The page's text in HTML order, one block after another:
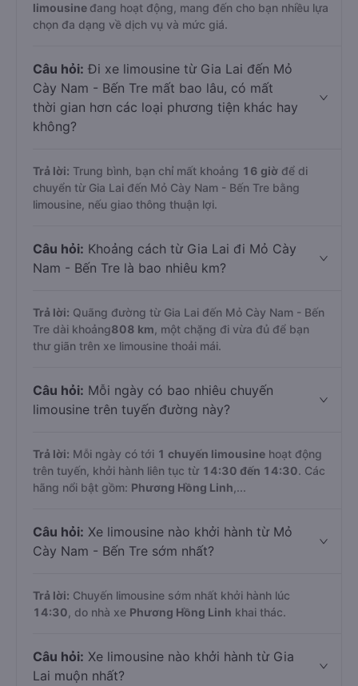
limousine đang hoạt động, mang đến cho bạn nhiều lựa
chọn đa dạng về dịch vụ và mức giá.
Câu hỏi: Đi xe limousine từ Gia Lai đến Mỏ
Cày Nam - Bến Tre mất bao lâu, có mất
thời gian hơn các loại phương tiện khác hay
không?
Trả lời: Trung bình, bạn chỉ mất khoảng 16 giờ để di
chuyển từ Gia Lai đến Mỏ Cày Nam - Bến Tre bằng
limousine, nếu giao thông thuận lợi.
Câu hỏi: Khoảng cách từ Gia Lai đi Mỏ Cày
Nam - Bến Tre là bao nhiêu km?
Trả lời: Quãng đường từ Gia Lai đến Mỏ Cày Nam - Bến
Tre dài khoảng808 km , một chặng đi vừa đủ để bạn
thư giãn trên xe limousine thoải mái.
Câu hỏi: Mỗi ngày có bao nhiêu chuyến
limousine trên tuyến đường này?
Trả lời: Mỗi ngày có tới 1 chuyến limousine hoạt động
trên tuyến, khởi hành liên tục từ 14:30 đến 14:30. Các
hãng nổi bật gồm: Phương Hồng Linh ,...
Câu hỏi: Xe limousine nào khởi hành từ Mỏ
Cày Nam - Bến Tre sớm nhất?
Trả lời: Chuyến limousine sớm nhất khởi hành lúc
14:30 , do nhà xe Phương Hồng Linh khai thác.
Câu hỏi: Xe limousine nào khởi hành từ Gia
Lai muộn nhất?